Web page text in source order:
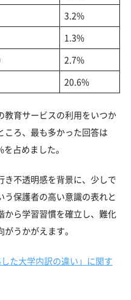
3.2%
1.3%
2.7%
20.6%
教育サービスの利用をいつか
ころ、最も多かった回答は
占めました。
き不透明感を背景に、少しで
保護者の高い意識の表れと
から学習習慣を確立し、難化
うかがえます。
た大学内訳の違い」に関す